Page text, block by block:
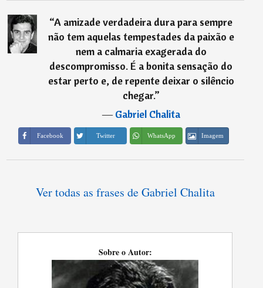
“A amizade verdadeira dura para sempre
não tem aquelas tempestades da paixão e
nem a calmaria exagerada do
descompromisso. É a bonita sensação do
estar perto e, de repente deixar o silêncio
chegar.”
―Gabriel Chalita
Facebook Twitter WhatsApp Imagem
Ver todas as frases de Gabriel Chalita
Sobre o Autor: